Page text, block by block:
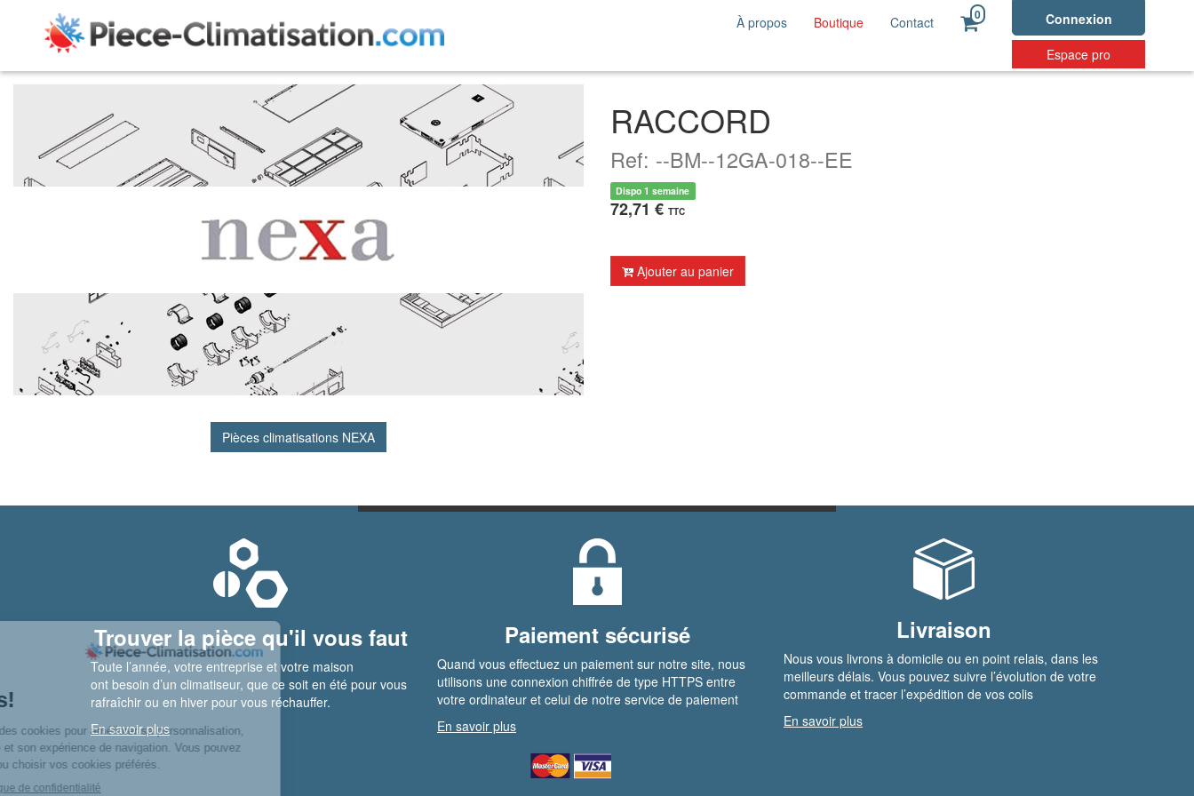
Connexion
Espace pro
À propos Boutique Contact 0
RACCORD
Ref: --BM--12GA-018--EE
Dispo 1 semaine
72,71 € TTC
Ajouter au panier
Pièces climatisations NEXA
Trouver la pièce qu'il vous faut
Toute l’année, votre entreprise et votre maison
ont besoin d’un climatiseur, que ce soit en été pour vous
rafraîchir ou en hiver pour vous réchauffer.
En savoir plus
Paiement sécurisé
Quand vous effectuez un paiement sur notre site, nous
utilisons une connexion chiffrée de type HTTPS entre
votre ordinateur et celui de notre service de paiement
En savoir plus
Livraison
Nous vous livrons à domicile ou en point relais, dans les
meilleurs délais. Vous pouvez suivre l’évolution de votre
commande et tracer l’expédition de vos colis
En savoir plus